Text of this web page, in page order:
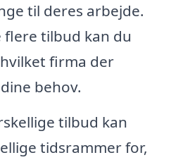
til deres arbejde.
flere tilbud kan du
firma der
behov.
tilbud kan
tidsrammer for,